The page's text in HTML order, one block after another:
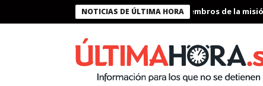
NOTICIAS DE ÚLTIMA HORA
Presidente Bukele condecora a miembros de la misión